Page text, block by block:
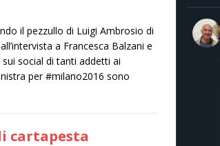
il pezzullo di Luigi Ambrosio​ di
a Francesca Balzani e
social di tanti addetti ai
per #milano2016 sono
cartapesta